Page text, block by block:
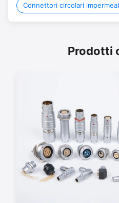
Connettori circolari
Prodotti